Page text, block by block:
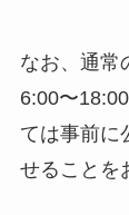
なお、通常
6:00〜
ては事前に
せることを